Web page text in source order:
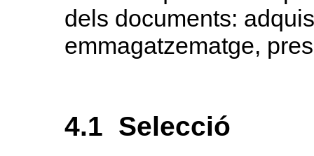
dels documents:
emmagatzematge,
4.1 Selecció